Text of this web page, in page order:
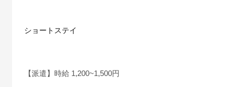
ショートステイ
【派遣】時給 1,200~1,500円